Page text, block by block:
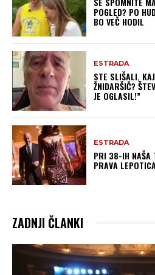
POGLED? PO
BO VEČ HODIL
ESTRADA
STE SLIŠALI,
ŽNIDARŠIČ?
JE OGLASIL!”
ESTRADA
PRI 38-IH NAŠA
PRAVA
ZADNJI ČLANKI